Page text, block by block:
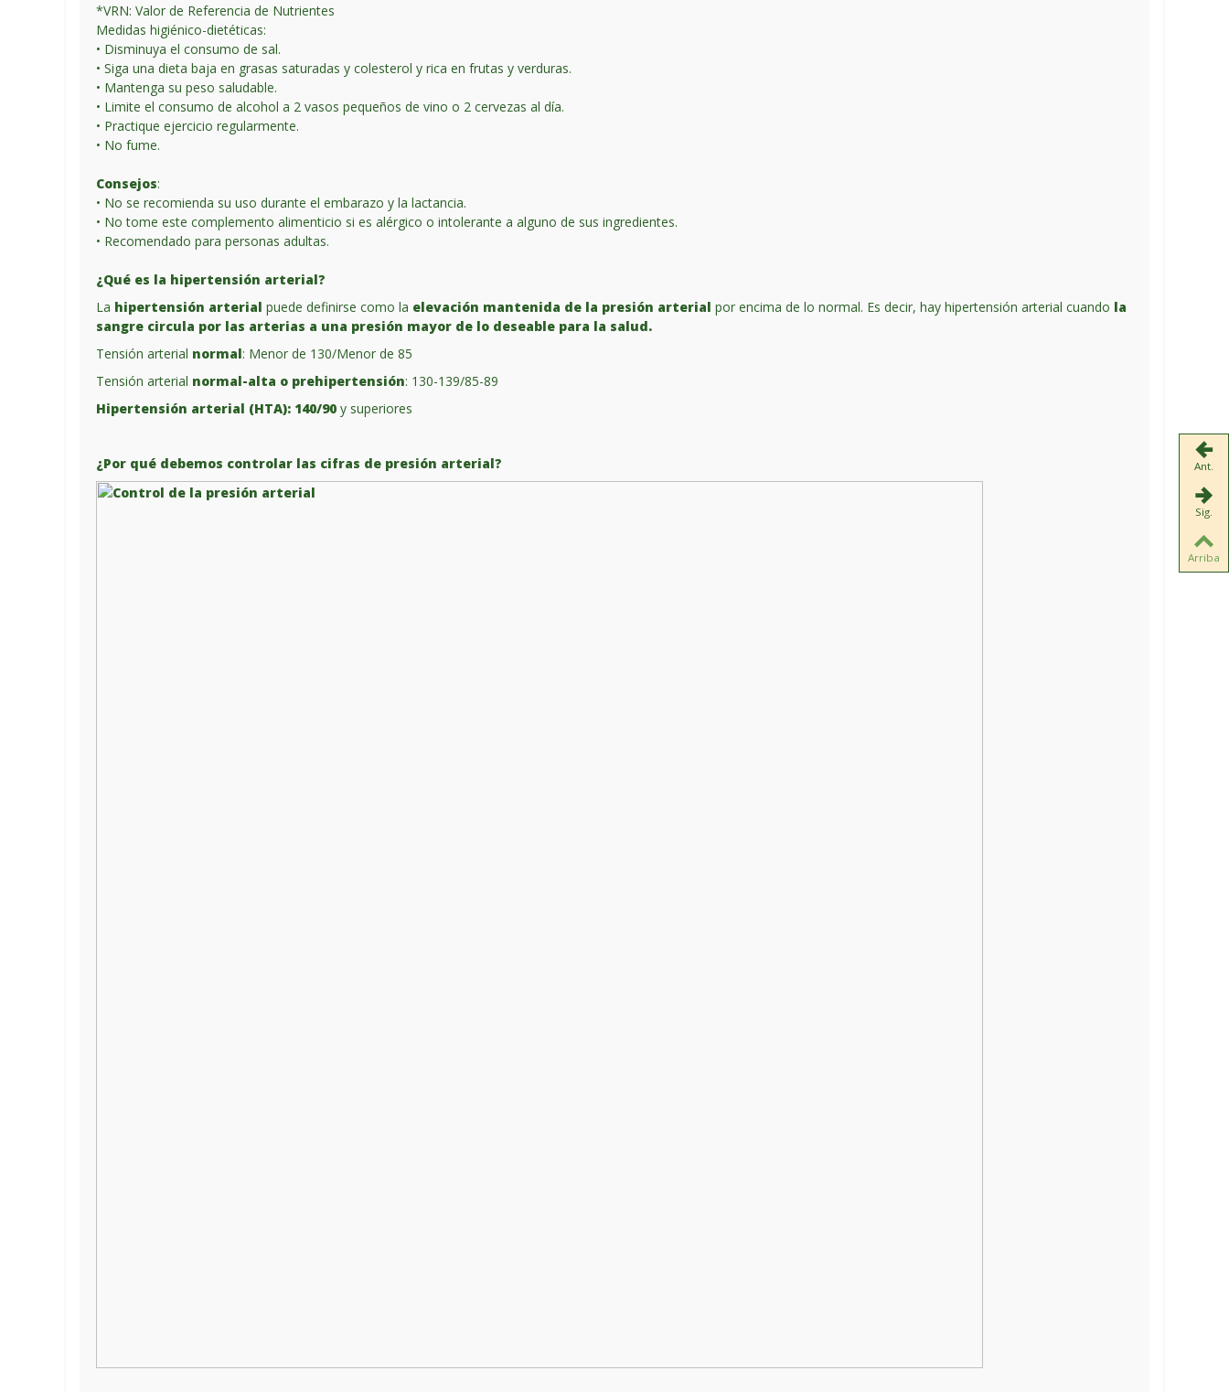
*VRN: Valor de Referencia de Nutrientes
Medidas higiénico-dietéticas:
• Disminuya el consumo de sal.
• Siga una dieta baja en grasas saturadas y colesterol y rica en frutas y verduras.
• Mantenga su peso saludable.
• Limite el consumo de alcohol a 2 vasos pequeños de vino o 2 cervezas al día.
• Practique ejercicio regularmente.
• No fume.
Consejos:
• No se recomienda su uso durante el embarazo y la lactancia.
• No tome este complemento alimenticio si es alérgico o intolerante a alguno de sus ingredientes.
• Recomendado para personas adultas.
¿Qué es la hipertensión arterial?
La hipertensión arterial puede definirse como la elevación mantenida de la presión arterial por encima de lo normal. Es decir, hay hipertensión arterial cuando la
sangre circula por las arterias a una presión mayor de lo deseable para la salud.
Tensión arterial normal: Menor de 130/Menor de 85
Tensión arterial normal-alta o prehipertensión: 130-139/85-89
Hipertensión arterial (HTA): 140/90y superiores
¿Por qué debemos controlar las cifras de presión arterial? Ant.
Sig.
Arriba